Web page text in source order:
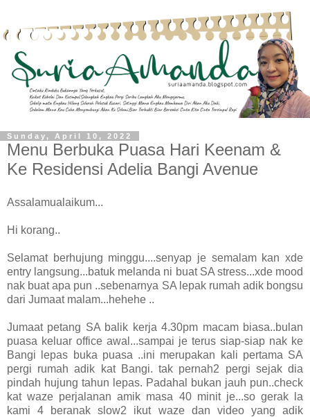
Sunday, April 10, 2022
Menu Berbuka Puasa Hari Keenam &
Ke Residensi Adelia Bangi Avenue
Assalamualaikum...
Hi korang..
Selamat berhujung minggu....senyap je semalam kan xde
entry langsung...batuk melanda ni buat SA stress...xde mood
nak buat apa pun ..sebenarnya SA lepak rumah adik bongsu
dari Jumaat malam...hehehe ..
Jumaat petang SA balik kerja 4.30pm macam biasa..bulan
puasa keluar office awal...sampai je terus siap-siap nak ke
Bangi lepas buka puasa ..ini merupakan kali pertama SA
pergi rumah adik kat Bangi. tak pernah2 pergi sejak dia
pindah hujung tahun lepas. Padahal bukan jauh pun..check
kat waze perjalanan amik masa 40 minit je...so gerak la
kami 4 beranak slow2 ikut waze dan video yang adik